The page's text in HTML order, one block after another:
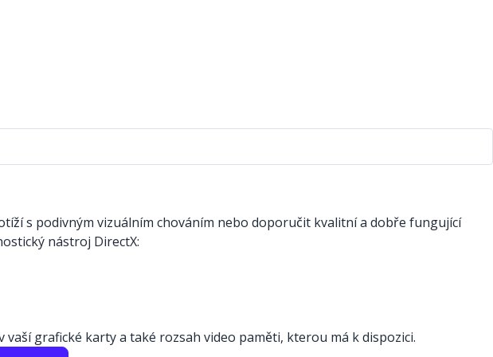
s podivným vizuálním chováním nebo doporučit kvalitní a dobře fungující
nástroj DirectX:
vaší grafické karty a také rozsah video paměti, kterou má k dispozici.